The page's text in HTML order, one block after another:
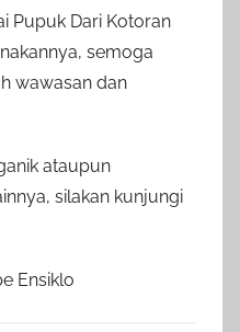
Pupuk Dari Kotoran
semoga
wawasan dan
ataupun
silakan kunjungi
Ensiklo